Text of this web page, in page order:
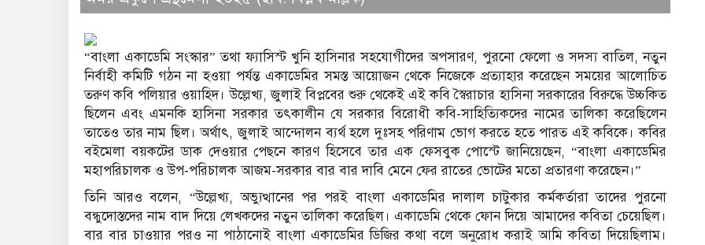
“বাংলা একাডেমি সংস্কার” তথা ফ্যাসিস্ট খুনি হাসিনার সহযোগীদের অপসারণ, পুরনো ফেলো ও সদস্য বাতিল, নতুন
নির্বাহী কমিটি গঠন না হওয়া পর্যন্ত একাডেমির সমস্ত আয়োজন থেকে নিজেকে প্রত্যাহার করেছেন সময়ের আলোচিত
তরুণ কবি পলিয়ার ওয়াহিদ। উল্লেখ্য, জুলাই বিপ্লবের শুরু থেকেই এই কবি স্বৈরাচার হাসিনা সরকারের বিরুদ্ধে উচ্চকিত
ছিলেন এবং এমনকি হাসিনা সরকার তৎকালীন যে সরকার বিরোধী কবি-সাহিত্যিকদের নামের তালিকা করেছিলেন
তাতেও তার নাম ছিল। অর্থাৎ, জুলাই আন্দোলন ব্যর্থ হলে দুঃসহ পরিণাম ভোগ করতে হতে পারত এই কবিকে। কবির
বইমেলা বয়কটের ডাক দেওয়ার পেছনে কারণ হিসেবে তার এক ফেসবুক পোস্টে জানিয়েছেন, “বাংলা একাডেমির
মহাপরিচালক ও উপ-পরিচালক আজম-সরকার বার বার দাবি মেনে ফের রাতের ভোটের মতো প্রতারণা করেছেন।”
তিনি আরও বলেন, “উল্লেখ্য, অভ্যুত্থানের পর পরই বাংলা একাডেমির দালাল চাটুকার কর্মকর্তারা তাদের পুরনো
বন্ধুদোস্তদের নাম বাদ দিয়ে লেখকদের নতুন তালিকা করেছিল। একাডেমি থেকে ফোন দিয়ে আমাদের কবিতা চেয়েছিল।
বার বার চাওয়ার পরও না পাঠানোই বাংলা একাডেমির ডিজির কথা বলে অনুরোধ করাই আমি কবিতা দিয়েছিলাম।